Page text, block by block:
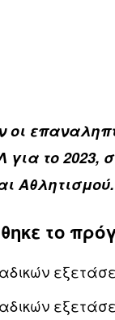
οι
για το
Αθλητισμού.
το